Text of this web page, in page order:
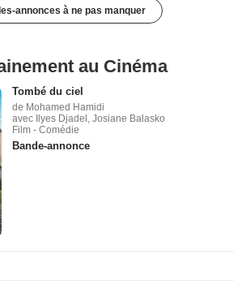
annonces à ne pas manquer
au Cinéma
Tombé du ciel
de Mohamed Hamidi
avec Ilyes Djadel, Josiane Balasko
Film - Comédie
Bande-annonce